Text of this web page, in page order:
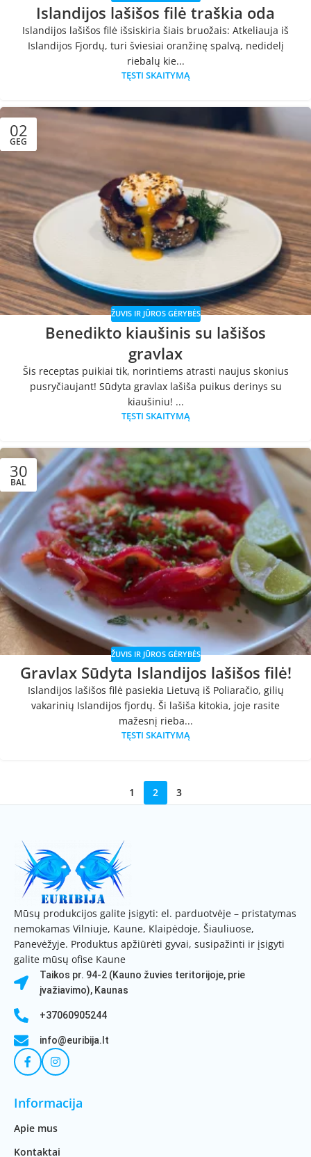
Islandijos lašišos filė traškia oda
Islandijos lašišos filė išsiskiria šiais bruožais: Atkeliauja iš
Islandijos Fjordų, turi šviesiai oranžinę spalvą, nedidelį
riebalų kie...
TĘSTI SKAITYMĄ
02
GEG
ŽUVIS IR JŪROS GĖRYBĖS
Benedikto kiaušinis su lašišos
gravlax
Šis receptas puikiai tik, norintiems atrasti naujus skonius
pusryčiaujant! Sūdyta gravlax lašiša puikus derinys su
kiaušiniu! ...
TĘSTI SKAITYMĄ
30
BAL
ŽUVIS IR JŪROS GĖRYBĖS
Gravlax Sūdyta Islandijos lašišos filė!
Islandijos lašišos filė pasiekia Lietuvą iš Poliaračio, gilių
vakarinių Islandijos fjordų. Ši lašiša kitokia, joje rasite
mažesnį rieba...
TĘSTI SKAITYMĄ
1 2 3
Mūsų produkcijos galite įsigyti: el. parduotvėje – pristatymas
nemokamas Vilniuje, Kaune, Klaipėdoje, Šiauliuose,
Panevėžyje. Produktus apžiūrėti gyvai, susipažinti ir įsigyti
galite mūsų ofise Kaune
Taikos pr. 94-2 (Kauno žuvies teritorijoje, prie
įvažiavimo), Kaunas
+37060905244
info@euribija.lt
Informacija
Apie mus
Kontaktai